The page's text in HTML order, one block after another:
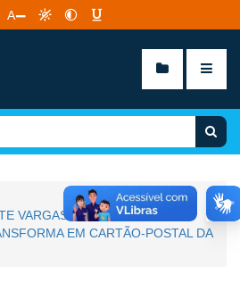
A
VARGAS GANHA NOVA
EM CARTÃO-POSTAL DA